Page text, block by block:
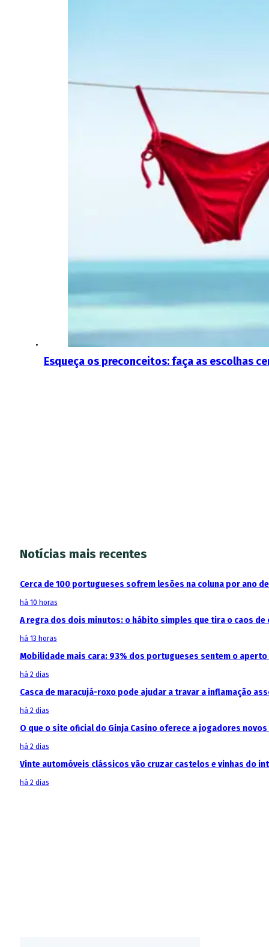
Esqueça os preconceitos: faça as escolhas
Notícias mais recentes
Cerca de 100 portugueses sofrem lesões na coluna por ano
há 10 horas
A regra dos dois minutos: o hábito simples que tira o caos de
há 13 horas
Mobilidade mais cara: 93% dos portugueses sentem o
há 2 dias
Casca de maracujá-roxo pode ajudar a travar a inflamação
há 2 dias
O que o site oficial do Ginja Casino oferece a jogadores
há 2 dias
Vinte automóveis clássicos vão cruzar castelos e vinhas do
há 2 dias